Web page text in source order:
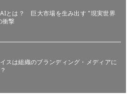
とは？ 巨大市場を生み出す "現実世界
衝撃
スは組織のブランディング・メディアに